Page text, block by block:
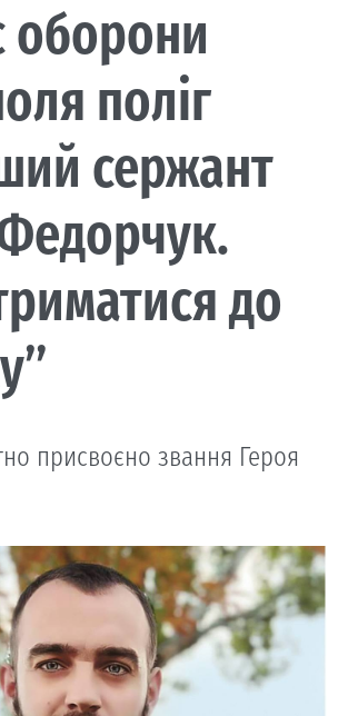
оборони
поліг
сержант
до
присвоєно звання Героя